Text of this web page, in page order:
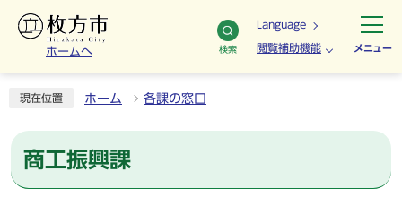
ホームへ 検索
Language
閲覧補助機能 メニュー
現在位置 ホーム 各課の窓口
商工振興課